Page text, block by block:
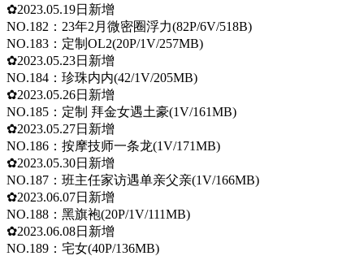
✿2023.05.19日新增
NO.182：23年2月微密圈浮力(82P/6V/518B)
NO.183：定制OL2(20P/1V/257MB)
✿2023.05.23日新增
NO.184：珍珠内内(42/1V/205MB)
✿2023.05.26日新增
NO.185：定制 拜金女遇土豪(1V/161MB)
✿2023.05.27日新增
NO.186：按摩技师一条龙(1V/171MB)
✿2023.05.30日新增
NO.187：班主任家访遇单亲父亲(1V/166MB)
✿2023.06.07日新增
NO.188：黑旗袍(20P/1V/111MB)
✿2023.06.08日新增
NO.189：宅女(40P/136MB)